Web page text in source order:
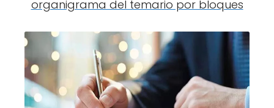
organigrama del temario por bloques